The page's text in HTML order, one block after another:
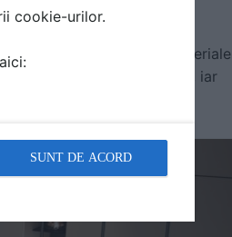
si lemnul sunt materiale
bine aspectul in timp, iar
cookie-urilor.
SUNT DE ACORD